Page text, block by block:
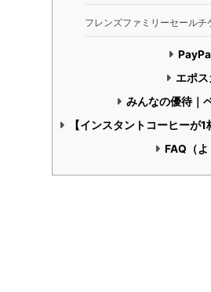
フレンズファミリーセール
エポ
みんなの優待｜
【インスタントコーヒーが
FAQ（よ